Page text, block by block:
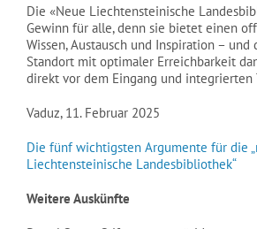
Die «Neue Liechtensteinische
Gewinn für alle, denn sie bietet einen
Wissen, Austausch und Inspiration – und
Standort mit optimaler Erreichbarkeit
direkt vor dem Eingang und integrierten
Vaduz, 11. Februar 2025
Die fünf wichtigsten Argumente für die
Liechtensteinische Landesbibliothek“
Weitere Auskünfte